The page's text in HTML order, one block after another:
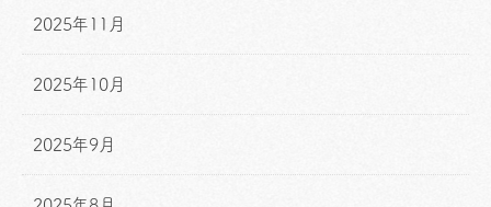
2025年11月
2025年10月
2025年9月